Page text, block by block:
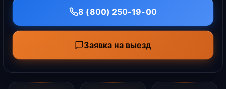
8 (800) 250-19-00
Заявка на выезд